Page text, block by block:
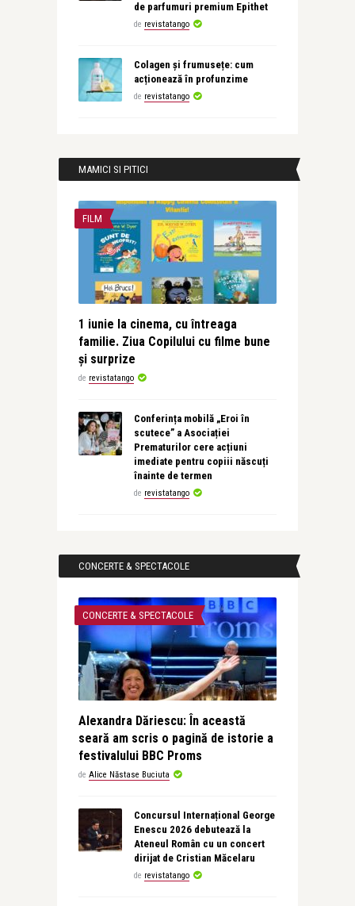
de parfumuri premium Epithet
de revistatango
Colagen și frumusețe: cum
acționează în profunzime
de revistatango
MAMICI SI PITICI
FILM
1 iunie la cinema, cu întreaga
familie. Ziua Copilului cu filme bune
și surprize
de revistatango
Conferința mobilă „Eroi în
scutece” a Asociației
Prematurilor cere acțiuni
imediate pentru copiii născuți
înainte de termen
de revistatango
CONCERTE & SPECTACOLE
CONCERTE & SPECTACOLE
Alexandra Dăriescu: În această
seară am scris o pagină de istorie a
festivalului BBC Proms
de Alice Năstase Buciuta
Concursul Internațional George
Enescu 2026 debutează la
Ateneul Român cu un concert
dirijat de Cristian Măcelaru
de revistatango